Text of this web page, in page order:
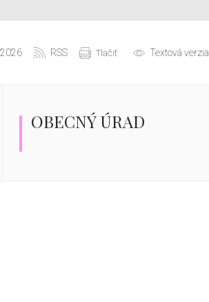
RSS Tlačiť Textová verzia
OBECNÝ ÚRAD